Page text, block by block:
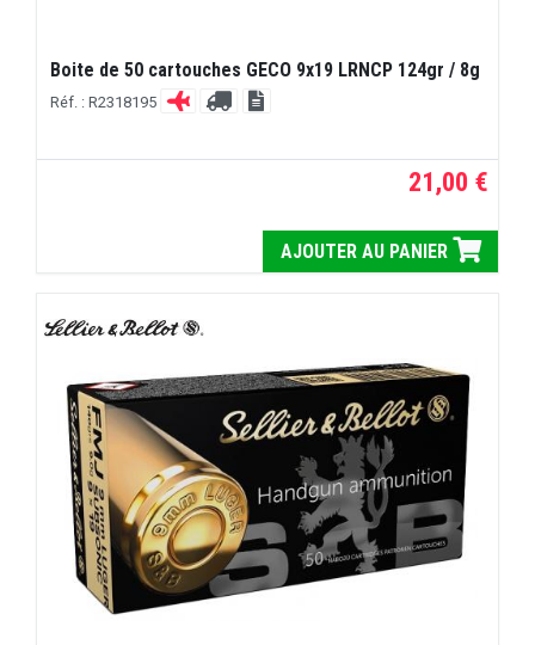
Boite de 50 cartouches GECO 9x19 LRNCP 124gr / 8g
Réf. : R2318195
21,00 €
AJOUTER AU PANIER